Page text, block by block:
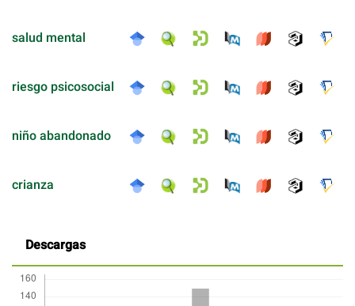
salud mental
riesgo psicosocial
niño abandonado
crianza
Descargas